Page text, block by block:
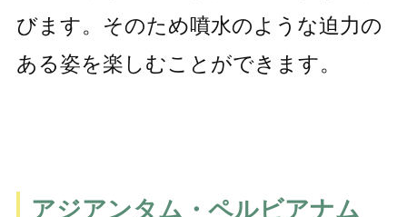
びます。そのため噴水のような迫力の
ある姿を楽しむことができます。
アジアンタム・ペルビアナム